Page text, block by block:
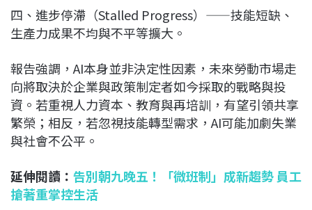
四、進步停滯（Stalled Progress）——技能短缺、
生產力成果不均與不平等擴大。
報告強調，AI本身並非決定性因素，未來勞動市場走
向將取決於企業與政策制定者如今採取的戰略與投
資。若重視人力資本、教育與再培訓，有望引領共享
繁榮；相反，若忽視技能轉型需求，AI可能加劇失業
與社會不公平。
延伸閱讀： 告別朝九晚五！「微班制」成新趨勢 員工
搶著重掌控生活